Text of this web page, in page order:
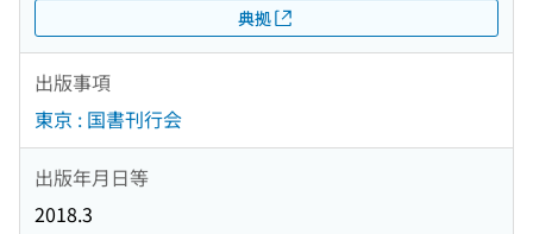
典拠
出版事項
東京 : 国書刊行会
出版年月日等
2018.3